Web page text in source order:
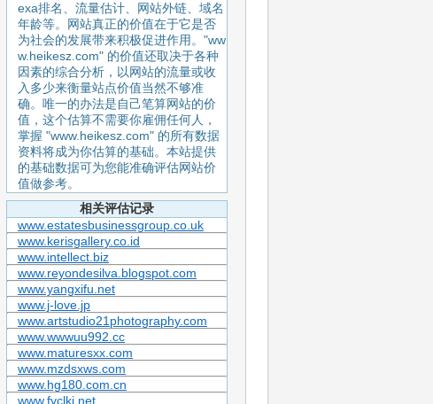
exa排名、流量估计、网站外链、域名
年龄等。网站真正的价值在于它是否
为社会的发展带来积极促进作用。"ww
w.heikesz.com" 的价值还取决于各种
因素的综合分析，以网站的流量或收
入多少来衡量站点价值当然不够准
确。唯一的办法是自己笔算网站的价
值，这个估算不需要你雇佣任何人，
掌握 "www.heikesz.com" 的所有数据
资料将成为你估算的基础。本站提供
的基础数据可为您能准确评估网站价
值做参考。
相关评估记录
www.estatesbusinessgroup.co.uk
www.kerisgallery.co.id
www.intellect.biz
www.reyondesilva.blogspot.com
www.yangxifu.net
www.j-love.jp
www.artstudio21photography.com
www.wwwuu992.cc
www.maturesxx.com
www.mzdsxws.com
www.hg180.com.cn
www.fyclkj.net